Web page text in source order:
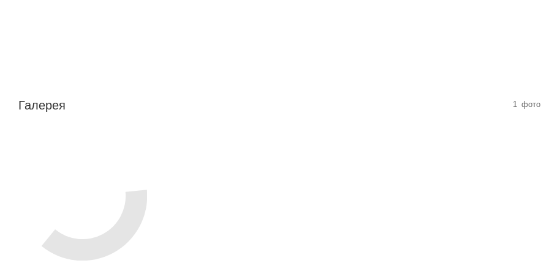
Галерея 1 фото